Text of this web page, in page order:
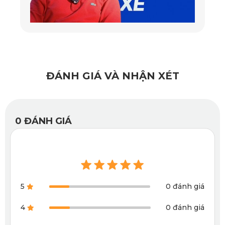
ĐÁNH GIÁ VÀ NHẬN XÉT
0 ĐÁNH GIÁ
5 0 đánh giá
4 0 đánh giá